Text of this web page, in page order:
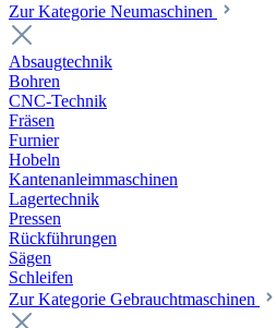
Zur Kategorie Neumaschinen
Absaugtechnik
Bohren
CNC-Technik
Fräsen
Furnier
Hobeln
Kantenanleimmaschinen
Lagertechnik
Pressen
Rückführungen
Sägen
Schleifen
Zur Kategorie Gebrauchtmaschinen